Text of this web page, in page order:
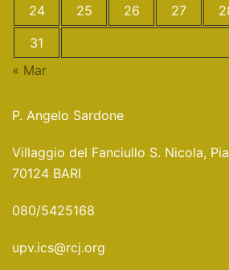
24
25 26 27
31
« Mar
P. Angelo Sardone
Villaggio del Fanciullo S. Nicola,
70124 BARI
080/5425168
upv.ics@rcj.org